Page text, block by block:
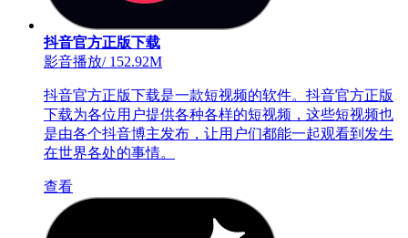
抖音官方正版下载
影音播放/152.92M
抖音官方正版下载是一款短视频的软件。抖音官方正版
下载为各位用户提供各种各样的短视频，这些短视频也
是由各个抖音博主发布，让用户们都能一起观看到发生
在世界各处的事情。
查看